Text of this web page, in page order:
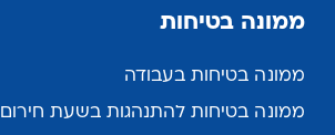
ממונה בטיחות
ממונה בטיחות בעבודה
ממונה בטיחות להתנהגות בשעת חירום